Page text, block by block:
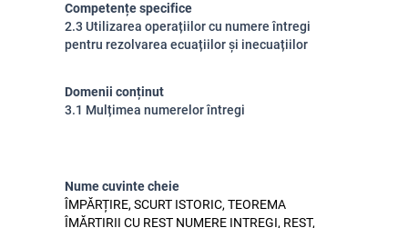
Competențe specifice
2.3 Utilizarea operațiilor cu numere întregi
pentru rezolvarea ecuațiilor și inecuațiilor
Domenii conținut
3.1 Mulțimea numerelor întregi
Nume cuvinte cheie
ÎMPĂRȚIRE, SCURT ISTORIC, TEOREMA
ÎMĂRȚIRII CU REST NUMERE INTREGI, REST,